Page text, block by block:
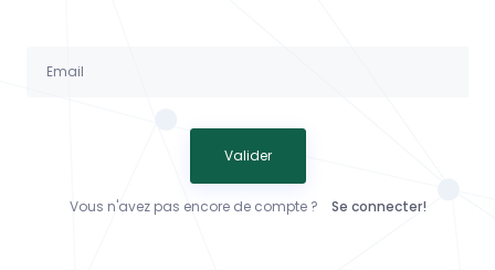
Valider
Vous n'avez pas encore de compte ? Se connecter!